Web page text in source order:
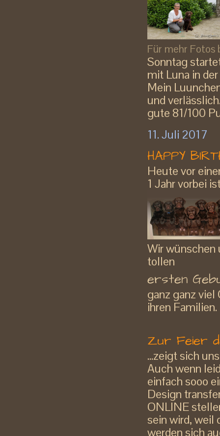
Für mehr Fotos
Sonntag
mit Luna in
Mein
und
gute 81/100
11. Juli 2017
HAPPY
Heute vor
1 Jahr vorbei
Wir wünschen
tollen
ersten
ganz ganz
ihren Familien.
Zur Feier
...zeigt sich
Auch wenn
einfach sooo
Design
ONLINE
sein wird, weil
werden sich